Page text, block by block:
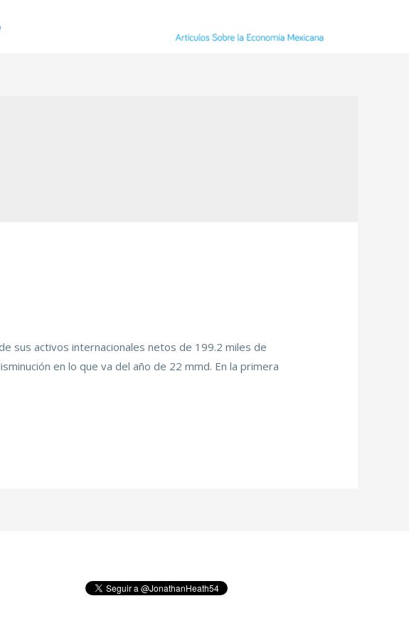
sus activos internacionales netos de 199.2 miles de
en lo que va del año de 22 mmd. En la primera